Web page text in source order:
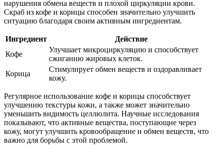
нарушения обмена веществ и плохой циркуляции крови.
Скраб из кофе и корицы способен значительно улучшить
ситуацию благодаря своим активным ингредиентам.
Ингредиент
Действие
Кофе
Улучшает микроциркуляцию и способствует
сжиганию жировых клеток.
Корица
Стимулирует обмен веществ и оздоравливает
кожу.
Регулярное использование кофе и корицы способствует
улучшению текстуры кожи, а также может значительно
уменьшить видимость целлюлита. Научные исследования
показывают, что активные вещества, поступающие через
кожу, могут улучшить кровообращение и обмен веществ, что
важно для борьбы с этой проблемой.